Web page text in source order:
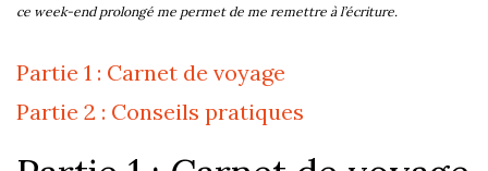
ce week-end prolongé me permet de me remettre à l’écriture.
Partie 1 : Carnet de voyage
Partie 2 : Conseils pratiques